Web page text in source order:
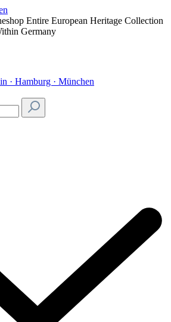
Entire European Heritage Collection
Germany
· Hamburg · München